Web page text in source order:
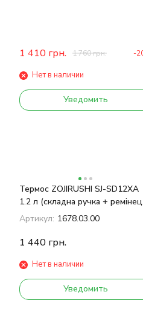
1 410 грн. 1 760грн. -
Нет в наличии
Уведомить
Термос ZOJIRUSHI SJ-SD12ХA
1.2 л (складна ручка +
ц: сталевий
Артикул: 1678.03.00
1 440 грн.
Нет в наличии
Уведомить